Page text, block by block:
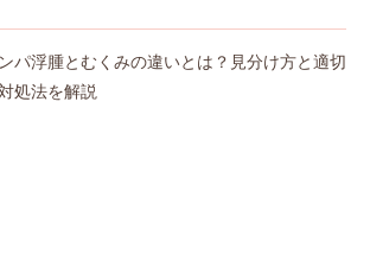
パ浮腫とむくみの違いとは？見分け方と適切
処法を解説